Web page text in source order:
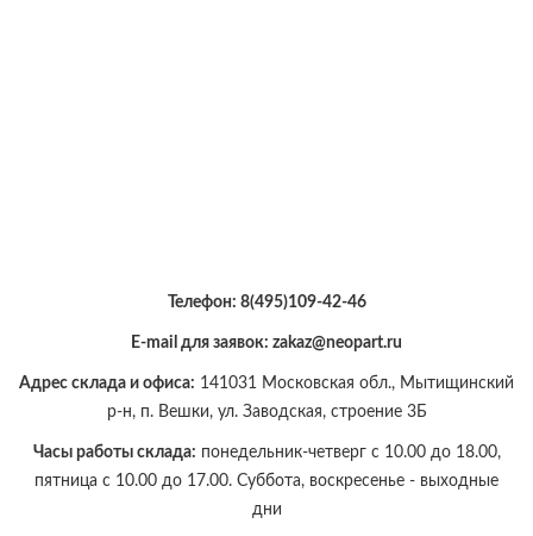
Телефон: 8(495)109-42-46
E-mail для заявок: zakaz@neopart.ru
Адрес склада и офиса: 141031 Московская обл., Мытищинский
р-н, п. Вешки, ул. Заводская, строение 3Б
Часы работы склада: понедельник-четверг с 10.00 до 18.00,
пятница с 10.00 до 17.00. Суббота, воскресенье - выходные
дни